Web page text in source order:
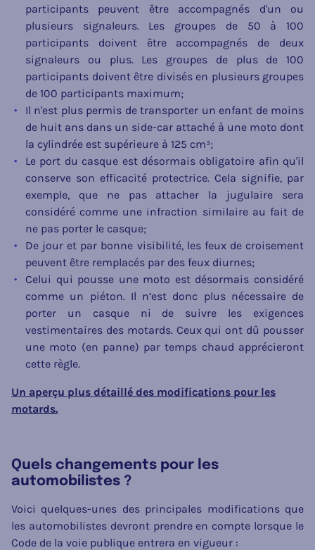
participants peuvent être accompagnés d'un ou
plusieurs signaleurs. Les groupes de 50 à 100
participants doivent être accompagnés de deux
signaleurs ou plus. Les groupes de plus de 100
participants doivent être divisés en plusieurs groupes
de 100 participants maximum;
Il n'est plus permis de transporter un enfant de moins
de huit ans dans un side-car attaché à une moto dont
la cylindrée est supérieure à 125 cm³;
Le port du casque est désormais obligatoire afin qu'il
conserve son efficacité protectrice. Cela signifie, par
exemple, que ne pas attacher la jugulaire sera
considéré comme une infraction similaire au fait de
ne pas porter le casque;
De jour et par bonne visibilité, les feux de croisement
peuvent être remplacés par des feux diurnes;
Celui qui pousse une moto est désormais considéré
comme un piéton. Il n’est donc plus nécessaire de
porter un casque ni de suivre les exigences
vestimentaires des motards. Ceux qui ont dû pousser
une moto (en panne) par temps chaud apprécieront
cette règle.
Un aperçu plus détaillé des modifications pour les
motards.
Quels changements pour les
automobilistes ?
Voici quelques-unes des principales modifications que
les automobilistes devront prendre en compte lorsque le
Code de la voie publique entrera en vigueur :